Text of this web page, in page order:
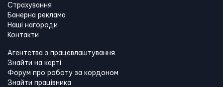
Страхування
Банерна реклама
Наші нагороди
Контакти
Агентства з працевлаштування
Знайти на карті
Форум про роботу за кордоном
Знайти працівника